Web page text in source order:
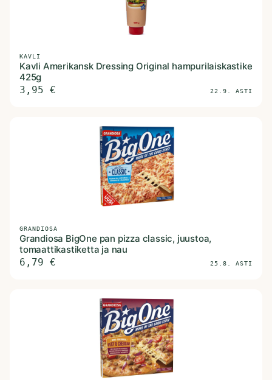
KAVLI
Kavli Amerikansk Dressing Original hampurilaiskastike
425g
3,95 € 22.9. ASTI
GRANDIOSA
Grandiosa BigOne pan pizza classic, juustoa,
tomaattikastiketta ja nau
6,79 € 25.8. ASTI